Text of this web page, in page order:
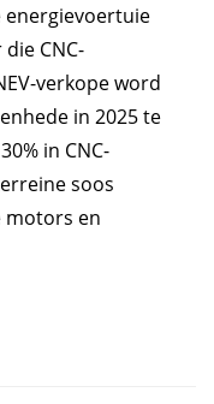
energievoertuie
CNC-
verkope word
in 2025 te
in CNC-
soos
motors en